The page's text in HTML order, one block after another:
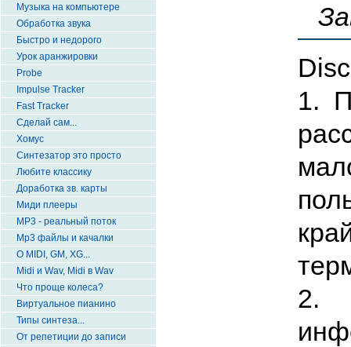
Музыка на компьютере
Обработка звука
Быстро и недорого
Урок аранжировки
Probe
Impulse Tracker
Fast Tracker
Сделай сам...
Хомус
Синтезатор это просто
Любите классику
Доработка зв. карты
Миди плееры
MP3 - реальный поток
Mp3 файлы и качалки
О MIDI, GM, XG...
Midi и Wav, Midi в Wav
Что проще колеса?
Виртуальное пианино
Типы синтеза...
От репетиции до записи
1.
2.